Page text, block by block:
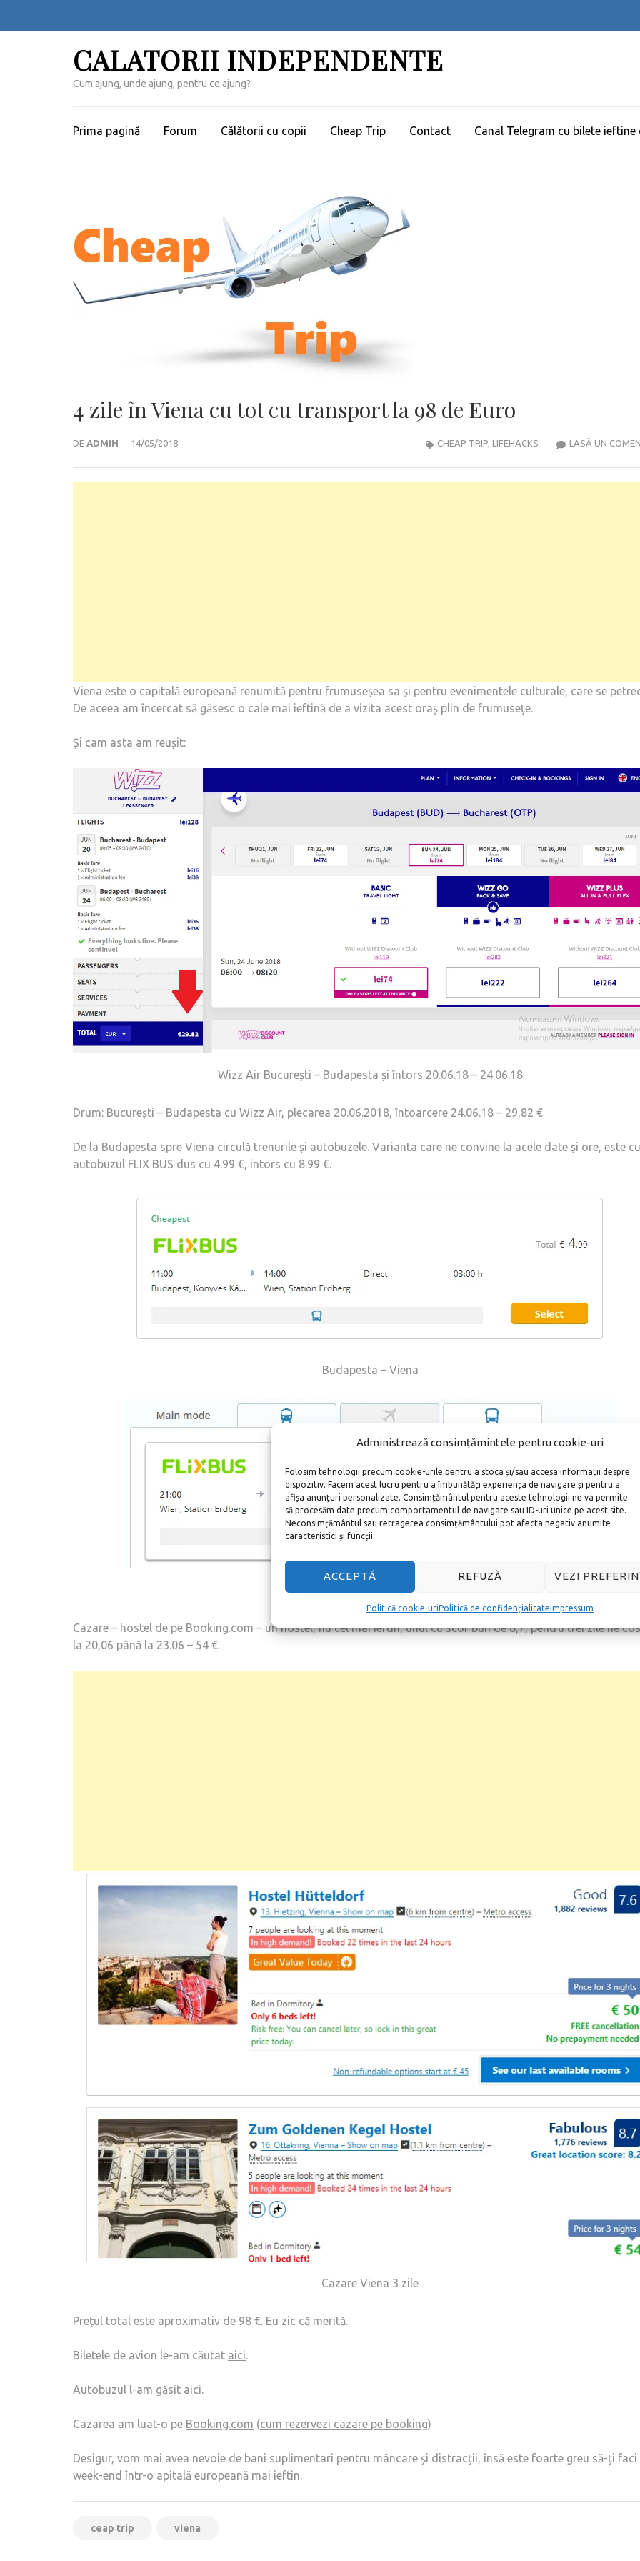
Administrează consimțămintele pentru cookie-uri
Folosim tehnologii precum cookie-urile pentru a stoca și/sau accesa informații despre
dispozitiv. Facem acest lucru pentru a îmbunătăți experiența de navigare și pentru a
afișa anunțuri personalizate. Consimțământul pentru aceste tehnologii ne va permite
să procesăm date precum comportamentul de navigare sau ID-uri unice pe acest site.
Neconsimțământul sau retragerea consimțământului pot afecta negativ anumite
caracteristici și funcții.
ACCEPTĂ REFUZĂ VEZI
Politică cookie-uriPolitică de confidențialitateImpressum
CALATORII INDEPENDENTE
Cum ajung, unde ajung, pentru ce ajung?
Prima pagină Forum Călătorii cu copii Cheap Trip Contact Canal Telegram cu bilete ieftine
4 zile în Viena cu tot cu transport la 98 de Euro
DE ADMIN 14/05/2018 LASĂ UN
CHEAP TRIP, LIFEHACKS
Viena este o capitală europeană renumită pentru frumuseșea sa și pentru evenimentele culturale, care se
De aceea am încercat să găsesc o cale mai ieftină de a vizita acest oraș plin de frumusețe.
Și cam asta am reușit:
Wizz Air București – Budapesta și întors 20.06.18 – 24.06.18
Drum: București – Budapesta cu Wizz Air, plecarea 20.06.2018, întoarcere 24.06.18 – 29,82 €
De la Budapesta spre Viena circulă trenurile și autobuzele. Varianta care ne convine la acele date și ore, este cu
autobuzul FLIX BUS dus cu 4.99 €, intors cu 8.99 €.
Budapesta – Viena
Viena – Budapesta
Cazare – hostel de pe Booking.com – un hostel, nu cel mai ieftin, unul cu scor bun de 8,7, pentru trei zile ne
la 20,06 până la 23.06 – 54 €.
Cazare Viena 3 zile
Prețul total este aproximativ de 98 €. Eu zic că merită.
Biletele de avion le-am căutat aici.
Autobuzul l-am găsit aici.
Cazarea am luat-o pe Booking.com (cum rezervezi cazare pe booking)
Desigur, vom mai avea nevoie de bani suplimentari pentru mâncare și distracții, însă este foarte greu să-ți faci
week-end într-o apitală europeană mai ieftin.
ceap trip viena